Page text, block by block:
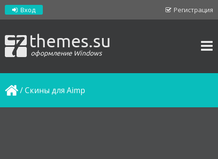
Регистрация
Вход
themes.su
оформление Windows
/Скины для Aimp